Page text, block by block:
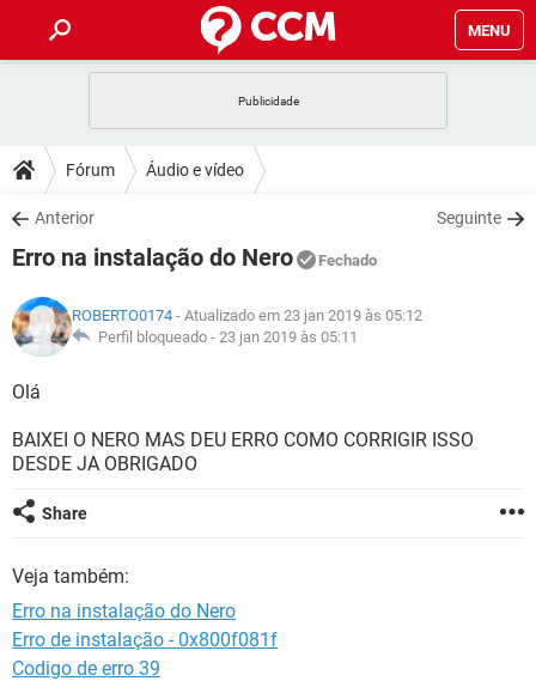
MENU
CELULAR
OUTLOOK
INSTAGRAM GMAIL
GUIA DE COMPRAS
DICAS
JOGOS
INSTAGRAM GMAIL
GUIA DE COMPRAS
DOWNLOADS
JOGOS WHATSAPP
CELULAR
OUTLOOK EXCEL
INSTAGRAM
JOGOS WHATSAPP
CELULAR
OUTLOOK
INSTAGRAM GMAIL
GLOSSÁRIO
JOGOS
OUTLOOK
INSTAGRAM
Fórum Áudio e vídeo
Anterior Seguinte
Erro na instalação do Nero Fechado
ROBERTO0174 - Atualizado em 23 jan 2019 às 05:12
Perfil bloqueado - 23 jan 2019 às 05:11
Olá
BAIXEI O NERO MAS DEU ERRO COMO CORRIGIR ISSO
DESDE JA OBRIGADO
Share
Veja também:
Erro na instalação do Nero
Erro de instalação - 0x800f081f
Codigo de erro 39